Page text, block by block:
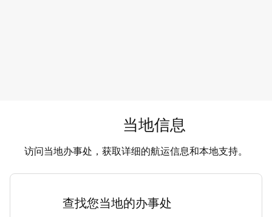
当地信息
访问当地办事处，获取详细的航运信息和本地支持。
查找您当地的办事处